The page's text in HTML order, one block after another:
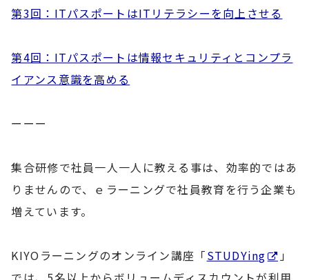
第3回：ITパスポートはITリテラシーを向上させる
第4回：ITパスポートは情報セキュリティとコンプラ
イアンス意識を高める
ーーー
集合研修で社員一人一人に教える事は、効率的ではあ
りませんので、ｅラーニングで社員教育を行う企業も
増えています。
KIYOラーニングのオンライン講座「STUDYing
」